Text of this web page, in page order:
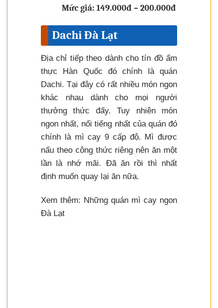
Mức giá: 149.000đ – 200.000đ
Dachi Đà Lạt
Địa chỉ tiếp theo dành cho tín đồ ẩm
thực Hàn Quốc đó chính là quán
Dachi. Tại đây có rất nhiều món ngon
khác nhau dành cho mọi người
thưởng thức đấy. Tuy nhiên món
ngon nhất, nổi tiếng nhất của quán đó
chính là mì cay 9 cấp độ. Mì được
nấu theo công thức riêng nên ăn một
lần là nhớ mãi. Đã ăn rồi thì nhất
định muốn quay lại ăn nữa.
Xem thêm: Những quán mì cay ngon
Đà Lạt